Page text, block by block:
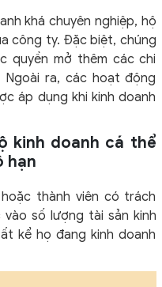
khá chuyên nghiệp, hộ
công ty. Đặc biệt, chúng
quyền mở thêm các chi
Ngoài ra, các hoạt động
áp dụng khi kinh doanh
kinh doanh cá thể
hạn
thành viên có trách
số lượng tài sản kinh
kể họ đang kinh doanh